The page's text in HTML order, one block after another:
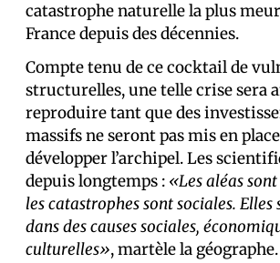
catastrophe naturelle la plus
France depuis des décennies.
Compte tenu de ce cocktail de
structurelles, une telle crise sera
reproduire tant que des
massifs ne seront pas mis en
développer l’archipel. Les
depuis longtemps : «Les aléas
les catastrophes sont sociales. Elles
dans des causes sociales,
culturelles», martèle la géographe.